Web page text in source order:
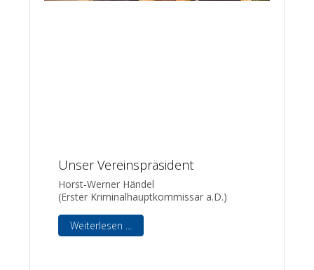
Unser Vereinspräsident
Horst-Werner Händel
(Erster Kriminalhauptkommissar a.D.)
Weiterlesen ...